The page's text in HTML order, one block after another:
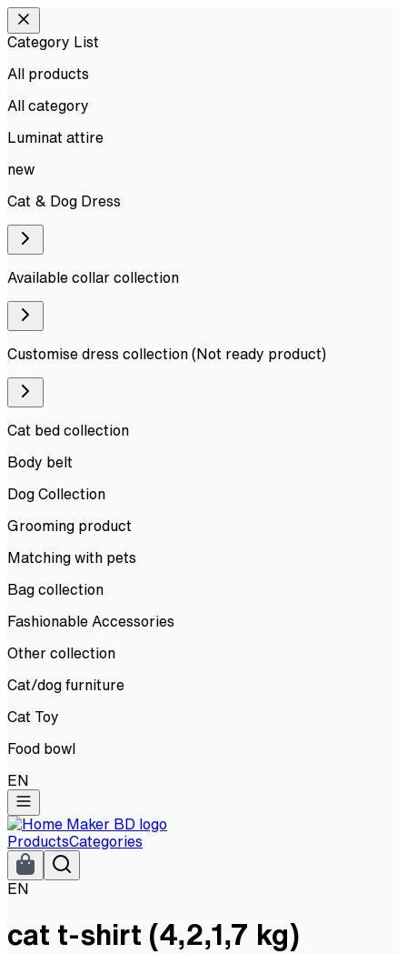
Category List
All products
All category
Luminat attire
new
Cat & Dog Dress
Available collar collection
Customise dress collection (Not ready product)
Cat bed collection
Body belt
Dog Collection
Grooming product
Matching with pets
Bag collection
Fashionable Accessories
Other collection
Cat/dog furniture
Cat Toy
Food bowl
EN
ProductsCategories
EN
cat t-shirt (4,2,1,7 kg)